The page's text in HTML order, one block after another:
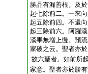
勝品有漏善根。及
起七除前二。一來
起五除前四。不還
起三除前六。阿羅
漢果無増上慢。預
家破之云。聖者亦
故六聖者。如前所
家意。聖者亦於勝